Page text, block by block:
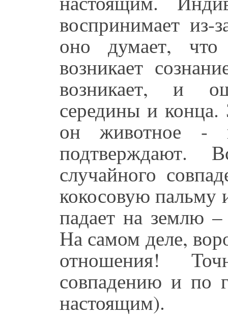
воспринимает из-
оно думает, что
возникает
возникает, и
середины и
он животное -
подтверждают.
случайного
кокосовую пальму
падает на землю –
На самом деле,
отношения!
совпадению и по
настоящим).